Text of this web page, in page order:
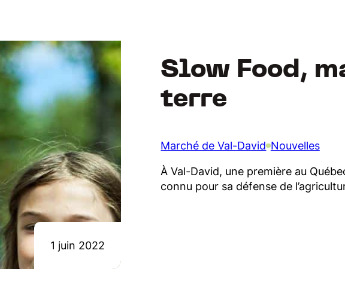
Slow Food,
terre
Marché de Val-David Nouvelles
À Val-David, une première au
connu pour sa défense de
1 juin 2022